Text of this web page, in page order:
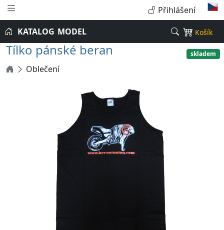
Přihlášení
KATALOG MODEL Košík
Tílko pánské beran skladem
Oblečení